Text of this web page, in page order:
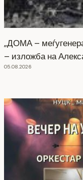
„ДОМА –
– изложба на
05.08.2026